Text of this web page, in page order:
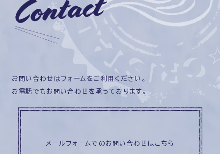
お問い合わせはフォームをご利用ください。
お電話でもお問い合わせを承っております。
メールフォームでのお問い合わせはこちら